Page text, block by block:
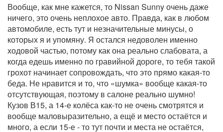
Вообще, как мне кажется, то Nissan Sunny очень даже
ничего, это очень неплохое авто. Правда, как в любом
автомобиле, есть тут и незначительные минусы, о
которых я и упомяну. Я остался недоволен именно
ходовой частью, потому как она реально слабовата, а
когда едешь именно по гравийной дороге, то тебя такой
грохот начинает сопровождать, что это прямо какая-то
беда. Не нравится и то, что «шумка» вообще какая-то
отсутствующая, поэтому в салоне реально шумно!
Кузов В15, а 14-е колёса как-то не очень смотрятся и
вообще маловыразительно, а ещё и место остаётся и
много, а если 15-е - то тут почти и места не остаётся,